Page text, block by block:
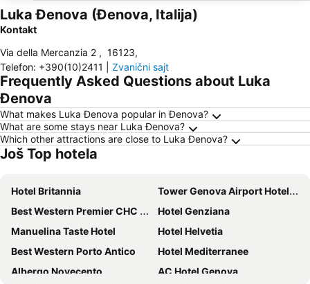
Luka Đenova (Đenova, Italija)
Kontakt
Via della Mercanzia 2 , 16123,
Telefon: +390(10)2411 Zvanični sajt
Frequently Asked Questions about Luka
Đenova
What makes Luka Đenova popular in Đenova?
What are some stays near Luka Đenova?
Which other attractions are close to Luka Đenova?
Još Top hotela
Hotel Britannia
Tower Genova Airport Hotel & Conference Center
Best Western Premier CHC Airport
Hotel Genziana
Manuelina Taste Hotel
Hotel Helvetia
Best Western Porto Antico
Hotel Mediterranee
Albergo Novecento
AC Hotel Genova